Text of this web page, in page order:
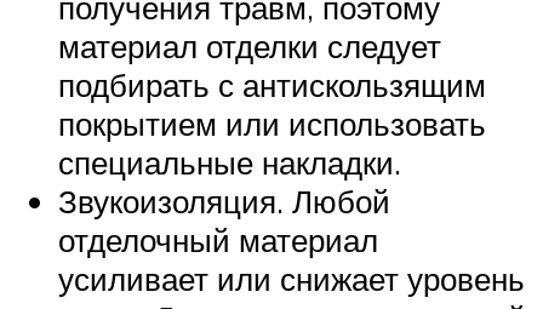
получения травм, поэтому
материал отделки следует
подбирать с антискользящим
покрытием или использовать
специальные накладки.
Звукоизоляция. Любой
отделочный материал
усиливает или снижает уровень